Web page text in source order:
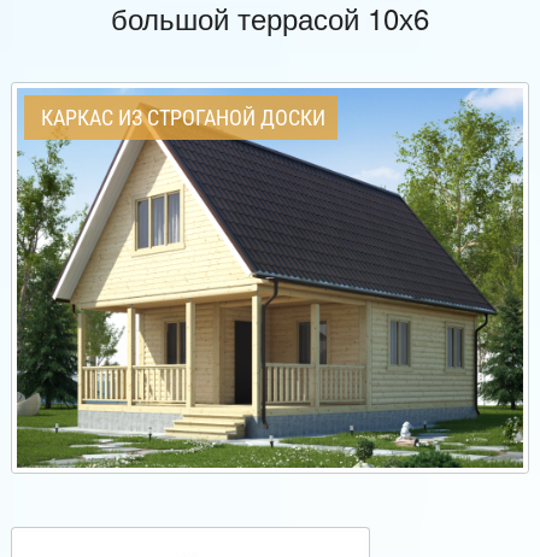
большой террасой 10х6
КАРКАС ИЗ СТРОГАНОЙ ДОСКИ